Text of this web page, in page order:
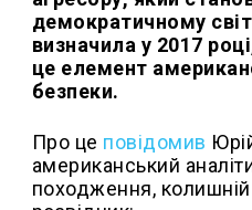
демократичному
визначила у 2017
це елемент
безпеки.
Про це повідомив
американський
походження,